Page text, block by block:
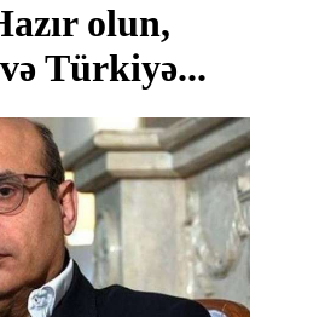
olun,
Türkiyə...